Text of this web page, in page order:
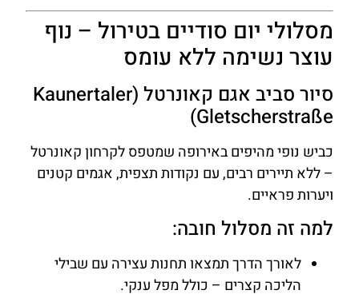
מסלולי יום סודיים בטירול – נוף
עוצר נשימה ללא עומס
סיור סביב אגם קאונרטל (Kaunertaler
Gletscherstraße)
כביש נופי מהיפים באירופה שמטפס לקרחון קאונרטל
– ללא תיירים רבים, עם נקודות תצפית, אגמים קטנים
ויערות פראיים.
למה זה מסלול חובה:
לאורך הדרך תמצאו תחנות עצירה עם שבילי
הליכה קצרים – כולל מפל ענקי.